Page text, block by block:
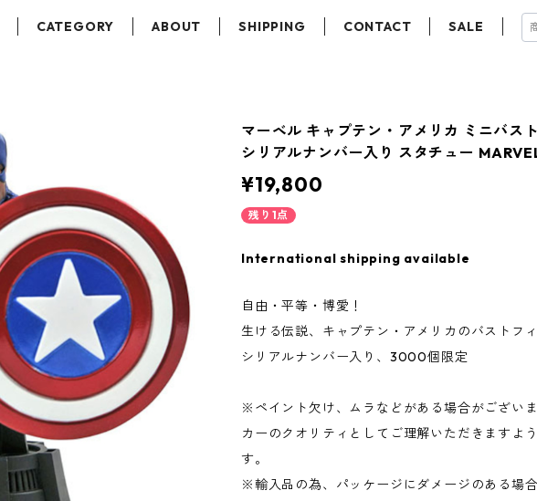
CATEGORY ABOUT SHIPPING CONTACT SALE
マーベル キャプテン・アメリカ ミニバス
シリアルナンバー入り スタチュー
¥19,800
残り1点
International shipping available
自由・平等・博愛！
生ける伝説、キャプテン・アメリカのバストフィ
シリアルナンバー入り、3000個限定
※ペイント欠け、ムラなどがある場合がござい
カーのクオリティとしてご理解いただきますよ
す。
※輸入品の為、パッケージにダメージのある場